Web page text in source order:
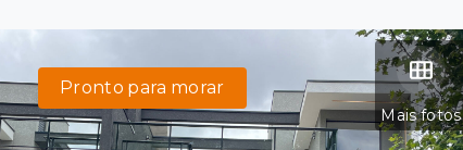
Mais fotos
Pronto para morar